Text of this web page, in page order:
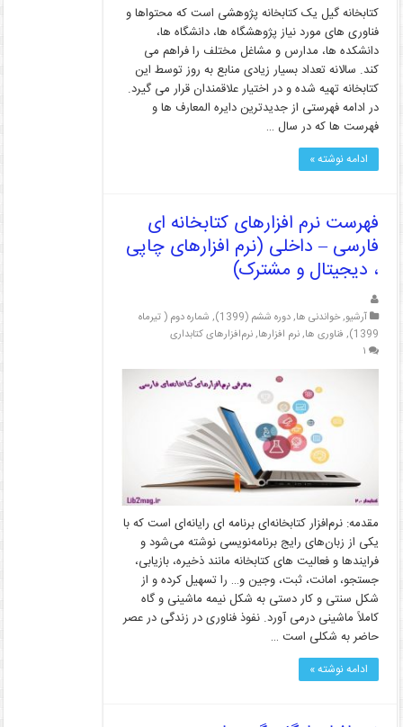
کتابخانه گیل یک کتابخانه پژوهشی است که محتواها و
فناوری های مورد نیاز پژوهشگاه ها، دانشگاه ها،
دانشکده ها، مدارس و مشاغل مختلف را فراهم می
کند. سالانه تعداد بسیار زیادی منابع به روز توسط این
کتابخانه تهیه شده و در اختیار علاقمندان قرار می گیرد.
در ادامه فهرستی از جدیدترین دایره المعارف ها و
فهرست ها که در سال …
ادامه نوشته »
فهرست نرم افزارهای کتابخانه ای
فارسی – داخلی (نرم افزارهای چاپی
، دیجیتال و مشترک)
آرشیو,خواندنی ها,دوره ششم (1399) , شماره دوم ( تیرماه
1399)
, فناوری ها,نرم افزارها,نرم‌افزارهای کتابداری
۱
مقدمه: نرم‌افزار کتابخانه‌ای برنامه ­ای رایانه‌ای است که با
یکی از زبان‌های رایج برنامه‌نویسی نوشته می‌شود و
فرایندها و فعالیت ­های کتابخانه مانند ذخیره، بازیابی،
جستجو، امانت، ثبت، وجین و… را تسهیل کرده و از
شکل سنتی و کار دستی به شکل نیمه ماشینی و گاه
کاملاً ماشینی درمی ­آورد. نفوذ فناوری در زندگی در عصر
حاضر به شکلی است …
ادامه نوشته »